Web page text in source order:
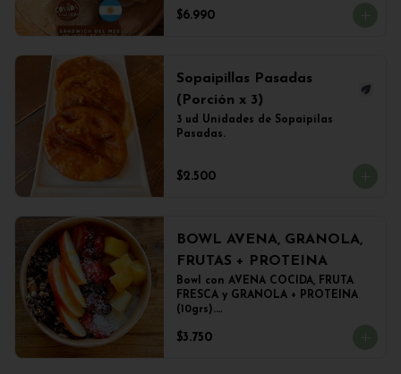
$6.990
Sopaipillas Pasadas
(Porción x 3)
3 ud Unidades de Sopaipilas
Pasadas.
$2.500
BOWL AVENA, GRANOLA,
FRUTAS + PROTEINA
Bowl con AVENA COCIDA, FRUTA
FRESCA y GRANOLA + PROTEINA
(10grs).
de 500grs aprox.
$3.750